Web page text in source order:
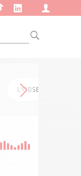
L'OBSERVATOIRE